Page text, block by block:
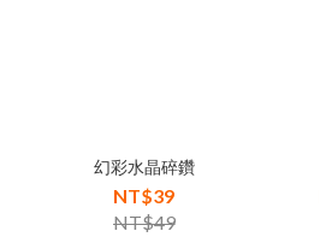
幻彩水晶碎鑽
NT$39
NT$49